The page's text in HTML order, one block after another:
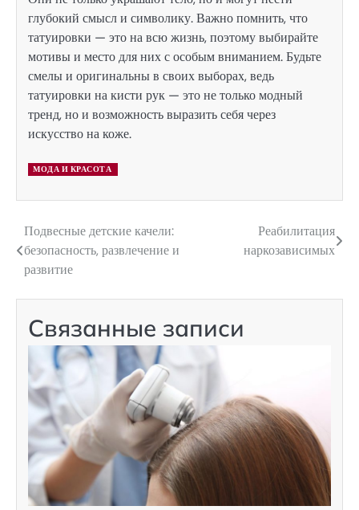
глубокий смысл и символику. Важно помнить, что
татуировки — это на всю жизнь, поэтому выбирайте
мотивы и место для них с особым вниманием. Будьте
смелы и оригинальны в своих выборах, ведь
татуировки на кисти рук — это не только модный
тренд, но и возможность выразить себя через
искусство на коже.
МОДА И КРАСОТА
Навигация
по
записям
Подвесные детские качели:
безопасность, развлечение и
развитие
Реабилитация
наркозависимых
Связанные записи